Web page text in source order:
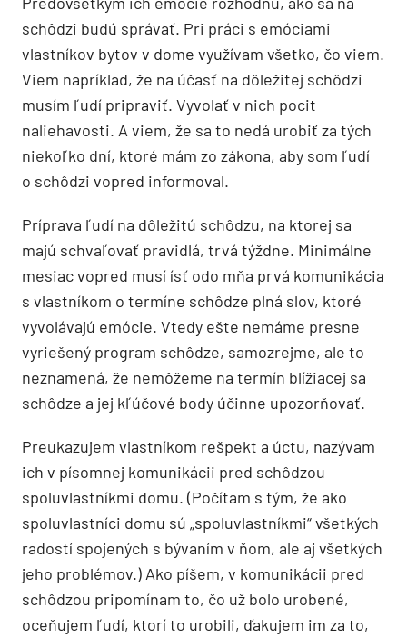
schôdzi budú správať. Pri práci s emóciami
vlastníkov bytov v dome využívam všetko, čo viem.
Viem napríklad, že na účasť na dôležitej schôdzi
musím ľudí pripraviť. Vyvolať v nich pocit
naliehavosti. A viem, že sa to nedá urobiť za tých
niekoľko dní, ktoré mám zo zákona, aby som ľudí
o schôdzi vopred informoval.
Príprava ľudí na dôležitú schôdzu, na ktorej sa
majú schvaľovať pravidlá, trvá týždne. Minimálne
mesiac vopred musí ísť odo mňa prvá komunikácia
s vlastníkom o termíne schôdze plná slov, ktoré
vyvolávajú emócie. Vtedy ešte nemáme presne
vyriešený program schôdze, samozrejme, ale to
neznamená, že nemôžeme na termín blížiacej sa
schôdze a jej kľúčové body účinne upozorňovať.
Preukazujem vlastníkom rešpekt a úctu, nazývam
ich v písomnej komunikácii pred schôdzou
spoluvlastníkmi domu. (Počítam s tým, že ako
spoluvlastníci domu sú „spoluvlastníkmi“ všetkých
radostí spojených s bývaním v ňom, ale aj všetkých
jeho problémov.) Ako píšem, v komunikácii pred
schôdzou pripomínam to, čo už bolo urobené,
oceňujem ľudí, ktorí to urobili, ďakujem im za to,